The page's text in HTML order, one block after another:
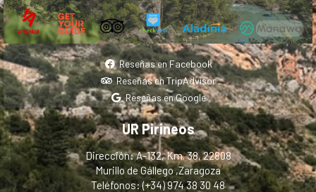
Reseñas en Facebook
Reseñas en TripAdvisor
Reseñas en Google
UR Pirineos
Dirección: A-132, Km. 38, 22808
Murillo de Gállego ,Zaragoza
Teléfonos: (+34) 974 38 30 48